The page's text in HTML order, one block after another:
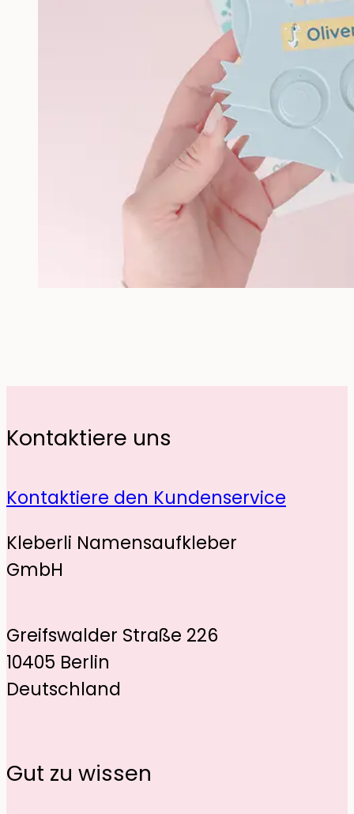
Kontaktiere uns
Kontaktiere den Kundenservice
Kleberli Namensaufkleber
GmbH
Greifswalder Straße 226
10405 Berlin
Deutschland
Gut zu wissen